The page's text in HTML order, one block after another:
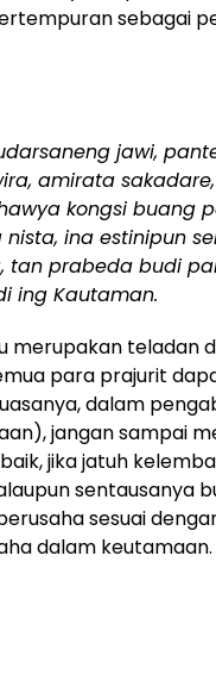
sebagai
jawi,
amirata
kongsi buang
ina estinipun
tan prabeda budi
ing Kautaman.
merupakan teladan
para prajurit
dalam
jangan sampai
jika jatuh
sentausanya
sesuai
dalam keutamaan.